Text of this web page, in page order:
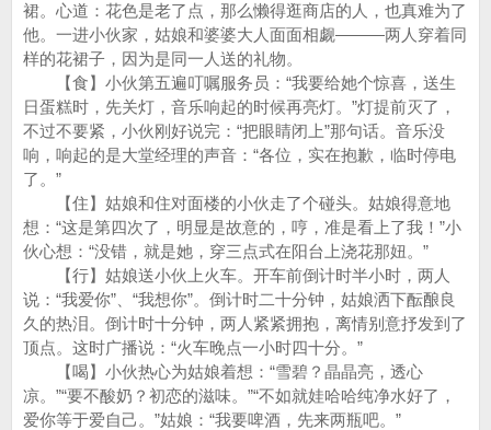
裙。心道：花色是老了点，那么懒得逛商店的人，也真难为了
他。一进小伙家，姑娘和婆婆大人面面相觑———两人穿着同
样的花裙子，因为是同一人送的礼物。
【食】小伙第五遍叮嘱服务员：“我要给她个惊喜，送生
日蛋糕时，先关灯，音乐响起的时候再亮灯。”灯提前灭了，
不过不要紧，小伙刚好说完：“把眼睛闭上”那句话。音乐没
响，响起的是大堂经理的声音：“各位，实在抱歉，临时停电
了。”
【住】姑娘和住对面楼的小伙走了个碰头。姑娘得意地
想：“这是第四次了，明显是故意的，哼，准是看上了我！”小
伙心想：“没错，就是她，穿三点式在阳台上浇花那妞。”
【行】姑娘送小伙上火车。开车前倒计时半小时，两人
说：“我爱你”、“我想你”。倒计时二十分钟，姑娘洒下酝酿良
久的热泪。倒计时十分钟，两人紧紧拥抱，离情别意抒发到了
顶点。这时广播说：“火车晚点一小时四十分。”
【喝】小伙热心为姑娘着想：“雪碧？晶晶亮，透心
凉。”“要不酸奶？初恋的滋味。”“不如就娃哈哈纯净水好了，
爱你等于爱自己。”姑娘：“我要啤酒，先来两瓶吧。”